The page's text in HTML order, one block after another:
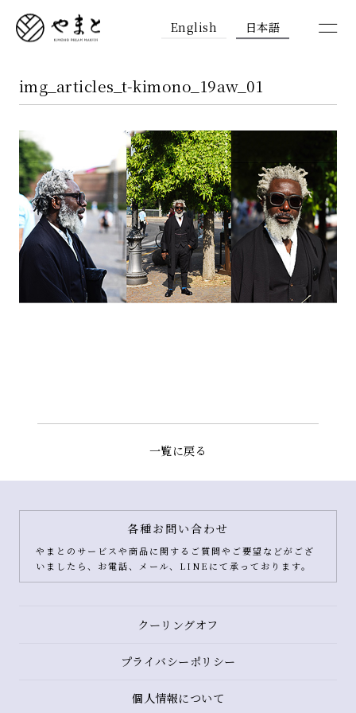
English 日本語
img_articles_t-kimono_19aw_01
一覧に戻る
各種お問い合わせ
やまとのサービスや商品に関するご質問やご要望などがござ
いましたら、お電話、メール、LINEにて承っております。
クーリングオフ
プライバシーポリシー
個人情報について